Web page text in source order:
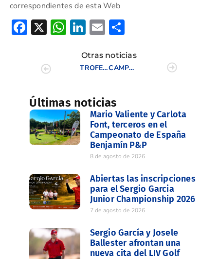
correspondientes de esta Web
Facebook
X WhatsApp
LinkedIn
Email
Otras noticias
TROFEO INTERNACIONAL INDIVIDUAL DE LA C. V.
CAMPEONATO JUNIOR DE LA C.V.
Últimas noticias
Mario Valiente y Carlota
Font, terceros en el
Campeonato de España
Benjamín P&P
8 de agosto de 2026
Abiertas las inscripciones
para el Sergio Garcia
Junior Championship 2026
7 de agosto de 2026
Sergio García y Josele
Ballester afrontan una
nueva cita del LIV Golf